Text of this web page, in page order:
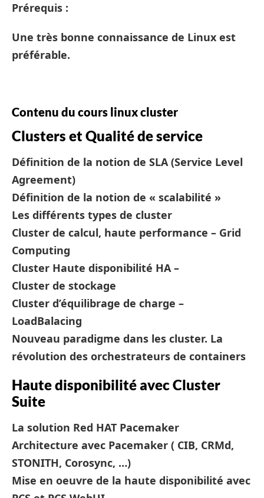
Prérequis :
Une très bonne connaissance de Linux est
préférable.
Contenu du cours linux cluster
Clusters et Qualité de service
Définition de la notion de SLA (Service Level
Agreement)
Définition de la notion de « scalabilité »
Les différents types de cluster
Cluster de calcul, haute performance – Grid
Computing
Cluster Haute disponibilité HA –
Cluster de stockage
Cluster d’équilibrage de charge –
LoadBalacing
Nouveau paradigme dans les cluster. La
révolution des orchestrateurs de containers
Haute disponibilité avec Cluster
Suite
La solution Red HAT Pacemaker
Architecture avec Pacemaker ( CIB, CRMd,
STONITH, Corosync, …)
Mise en oeuvre de la haute disponibilité avec